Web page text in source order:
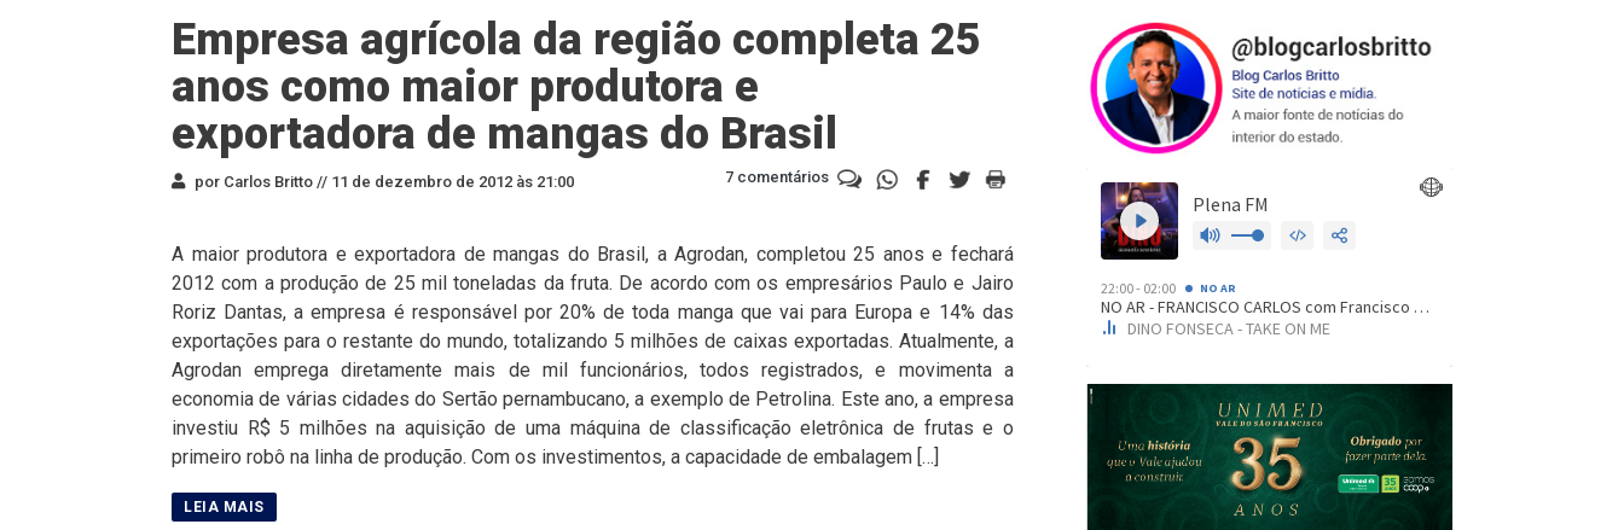
Empresa agrícola da região completa 25
anos como maior produtora e
exportadora de mangas do Brasil
por Carlos Britto // 11 de dezembro de 2012 às 21:00 7 comentários
A maior produtora e exportadora de mangas do Brasil, a Agrodan, completou 25 anos e fechará
2012 com a produção de 25 mil toneladas da fruta. De acordo com os empresários Paulo e Jairo
Roriz Dantas, a empresa é responsável por 20% de toda manga que vai para Europa e 14% das
exportações para o restante do mundo, totalizando 5 milhões de caixas exportadas. Atualmente, a
Agrodan emprega diretamente mais de mil funcionários, todos registrados, e movimenta a
economia de várias cidades do Sertão pernambucano, a exemplo de Petrolina. Este ano, a empresa
investiu R$ 5 milhões na aquisição de uma máquina de classificação eletrônica de frutas e o
primeiro robô na linha de produção. Com os investimentos, a capacidade de embalagem […]